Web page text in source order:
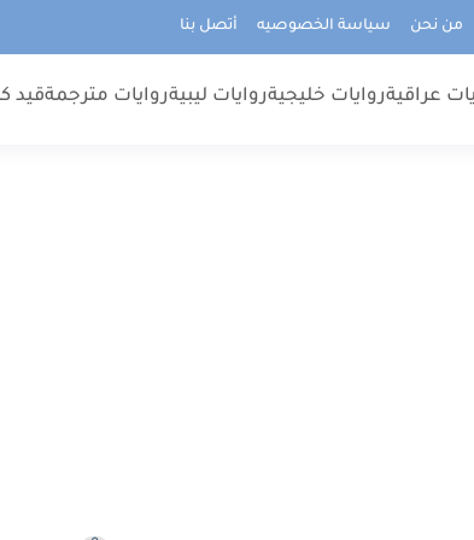
من نحن سياسة الخصوصيه أتصل بنا
عراقيةروايات خليجيةروايات ليبيةروايات مترجمةقيد